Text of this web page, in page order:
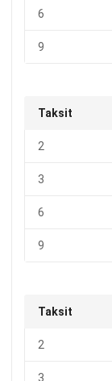
6
9
Taksit
2
3
6
9
Taksit
2
3